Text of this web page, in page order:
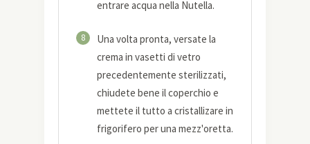
entrare acqua nella Nutella.
8
Una volta pronta, versate la
crema in vasetti di vetro
precedentemente sterilizzati,
chiudete bene il coperchio e
mettete il tutto a cristallizare in
frigorifero per una mezz'oretta.